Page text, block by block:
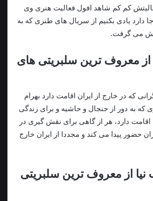
کم کم شاهد افول فعالیت هنری وی
دارد یادی بکنیم از سریال های طنزی که به
می گرفت.
از معروف ترین سلبریتی های
که در خارج از ایران اقامت دارد بهرام
که به دور از جنجال و حاشیه و برای زندگی
دارد، هر از گاهی برای نقش گیری در
حضور پیدا می کند و مجددا از ایران خارج
از معروف ترین سلبریتی